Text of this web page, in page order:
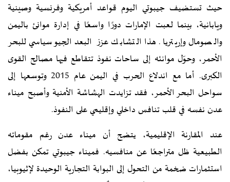
حيث تستضيف جيبوتي اليوم قواعد أمريكية وفرنسية وصينية
ويابانية، بينما لعبت الإمارات دورًا واسعًا في إدارة موانئ باليمن
والصومال وإريتريا. هذا التشابك عزز البعد الجيوسياسي للبحر
الأحمر، وحوّل موانئه إلى ساحات نفوذ تتقاطع فيها مصالح القوى
الكبرى. أما مع اندلاع الحرب في اليمن عام 2015 وتوسعها إلى
سواحل البحر الأحمر، فقد تزايدت الهشاشة الأمنية وأصبح ميناء
عدن نفسه في قلب تنافس داخلي وإقليمي على النفوذ.
عند المقارنة الإقليمية، يتضح أن ميناء عدن رغم مقوماته
الطبيعية ظل متراجعًا عن منافسيه. فميناء جيبوتي تمكن بفضل
استثمارات ضخمة من التحول إلى البوابة التجارية الوحيدة لإثيوبيا،